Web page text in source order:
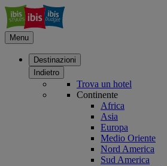
Menu
Destinazioni
Indietro
Trova un hotel
Continente
Africa
Asia
Europa
Medio Oriente
Nord America
Sud America